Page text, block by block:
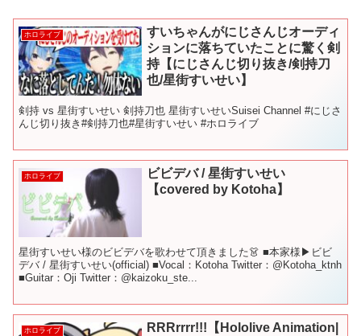
ホロライブ
すいちゃんがにじさんじオーディ
ションに落ちていたことに驚く剣
持【にじさんじ切り抜き/剣持刀
也/星街すいせい】
剣持 vs 星街すいせい 剣持刀也 星街すいせいSuisei Channel #にじさ
んじ切り抜き#剣持刀也#星街すいせい #ホロライブ
ホロライブ
ビビデバ / 星街すいせい
【covered by Kotoha】
星街すいせい様のビビデバを歌わせて頂きました👗 ■本家様▶ビビ
デバ / 星街すいせい(official) ■Vocal：Kotoha Twitter：@Kotoha_ktnh
■Guitar：Oji Twitter：@kaizoku_ste...
ホロライブ
RRRrrrr!!!【Hololive Animation|